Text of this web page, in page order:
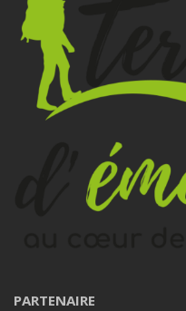
PARTENAIRE